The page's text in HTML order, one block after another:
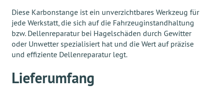
Diese Karbonstange ist ein unverzichtbares Werkzeug für
jede Werkstatt, die sich auf die Fahrzeuginstandhaltung
bzw. Dellenreparatur bei Hagelschäden durch Gewitter
oder Unwetter spezialisiert hat und die Wert auf präzise
und effiziente Dellenreparatur legt.
Lieferumfang